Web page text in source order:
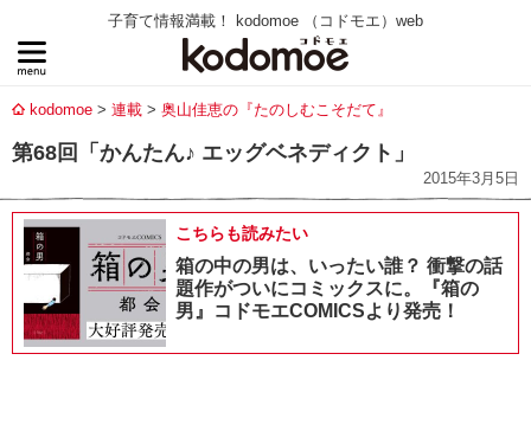
子育て情報満載！ kodomoe （コドモエ）web
kodomoe 連載 奥山佳恵の『たのしむこそだて』
第68回「かんたん♪ エッグベネディクト」
2015年3月5日
こちらも読みたい
箱の中の男は、いったい誰？ 衝撃の話
題作がついにコミックスに。『箱の
男』コドモエCOMICSより発売！